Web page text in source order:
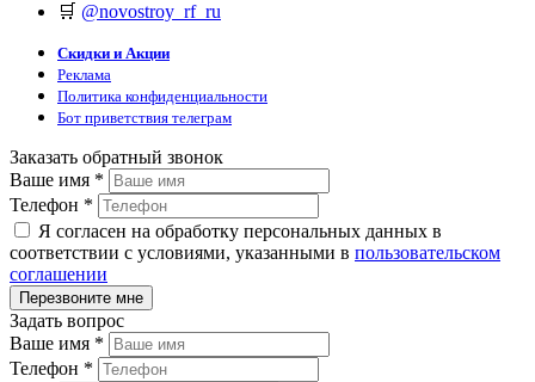
🛒 @novostroy_rf_ru
Скидки и Акции
Реклама
Политика конфиденциальности
Бот приветствия телеграм
Заказать обратный звонок
Ваше имя *
Телефон *
Я согласен на обработку персональных данных в
соответствии с условиями, указанными в пользовательском
соглашении
Задать вопрос
Ваше имя *
Телефон *